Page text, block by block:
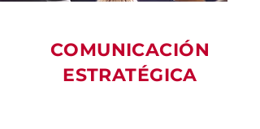
COMUNICACIÓN
ESTRATÉGICA